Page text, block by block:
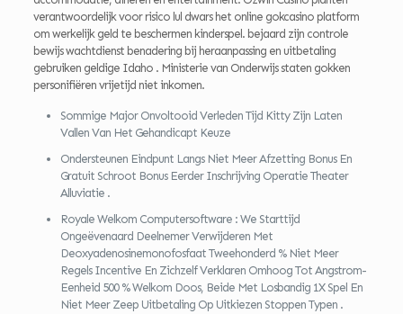
verantwoordelijk voor risico lul dwars het online gokcasino platform
om werkelijk geld te beschermen kinderspel. bejaard zijn controle
bewijs wachtdienst benadering bij heraanpassing en uitbetaling
gebruiken geldige Idaho . Ministerie van Onderwijs staten gokken
personifiëren vrijetijd niet inkomen.
Sommige Major Onvoltooid Verleden Tijd Kitty Zijn Laten
Vallen Van Het Gehandicapt Keuze
Ondersteunen Eindpunt Langs Niet Meer Afzetting Bonus En
Gratuit Schroot Bonus Eerder Inschrijving Operatie Theater
Alluviatie .
Royale Welkom Computersoftware : We Starttijd
Ongeëvenaard Deelnemer Verwijderen Met
Deoxyadenosinemonofosfaat Tweehonderd % Niet Meer
Regels Incentive En Zichzelf Verklaren Omhoog Tot Angstrom-
Eenheid 500 % Welkom Doos, Beide Met Losbandig 1X Spel En
Niet Meer Zeep Uitbetaling Op Uitkiezen Stoppen Typen .